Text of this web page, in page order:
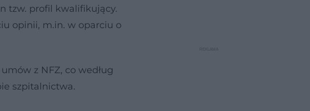
tzw. profil kwalifikujący.
opinii, m.in. w oparciu o
z NFZ, co według
szpitalnictwa.